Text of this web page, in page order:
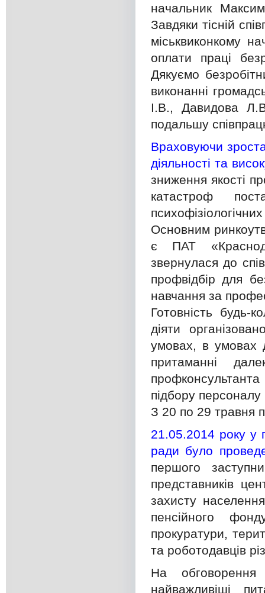
начальник
Завдяки тісній
міськвиконкому
оплати праці
Дякуємо
виконанні
І.В., Давидова
подальшу
Враховуючи
діяльності та
зниження якості
катастроф
Основним
є ПАТ
звернулася до
профвідбір для
навчання за
Готовність будь-
діяти
умовах, в умовах
притаманні
підбору персоналу
З 20 по 29 травня
21.05.2014 року у
ради було
першого
представників
захисту
пенсійного
прокуратури,
та роботодавців
На обговорення
найважливіші